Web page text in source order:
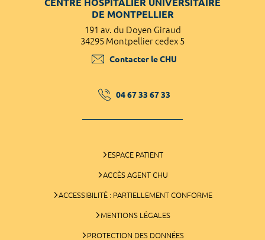
DE MONTPELLIER
191 av. du Doyen Giraud
34295 Montpellier cedex 5
Contacter le CHU
04 67 33 67 33
ESPACE PATIENT
ACCÈS AGENT CHU
ACCESSIBILITÉ : PARTIELLEMENT CONFORME
MENTIONS LÉGALES
PROTECTION DES DONNÉES